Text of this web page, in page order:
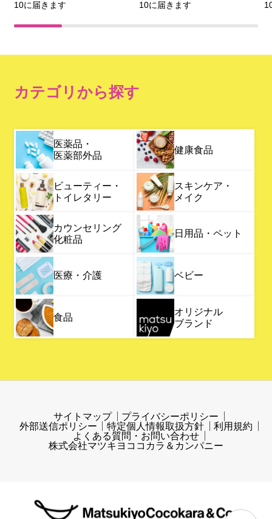
10に届きます
10に届きます
カテゴリから探す
医薬品・
医薬部外品
健康食品
ビューティー・
トイレタリー
スキンケア・
メイク
カウンセリング
化粧品
日用品・ペット
医療・介護 ベビー
食品
オリジナル
ブランド
サイトマップ
プライバシーポリシー
外部送信ポリシー
特定個人情報取扱方針
利用規約
よくある質問・お問い合わせ
株式会社マツキヨココカラ＆カンパニー